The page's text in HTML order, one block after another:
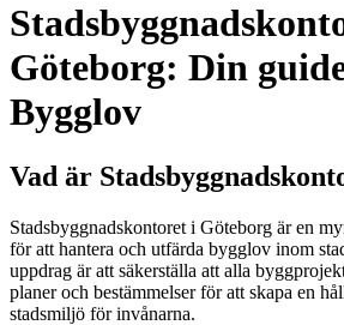
Göteborg: Din
Bygglov
Vad är
Stadsbyggnadskontoret i Göteborg är en
för att hantera och utfärda bygglov inom
uppdrag är att säkerställa att alla
planer och bestämmelser för att skapa en
stadsmiljö för invånarna.